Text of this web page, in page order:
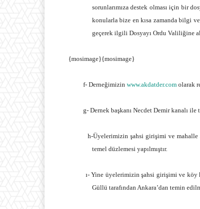
sorunlarımıza destek olması için bir
konularla bize en kısa zamanda bilgi
geçerek ilgili Dosyayı Ordu Valiliğine
{mosimage}{mosimage}
f- Derneğimizin www.akdatder.com olarak
g- Dernek başkanı Necdet Demir kanalı ile
h-Üyelerimizin şahsi girişimi ve mahalle
temel düzlemesi yapılmıştır.
ı- Yine üyelerimizin şahsi girişimi ve köy
Güllü tarafından Ankara’dan temin